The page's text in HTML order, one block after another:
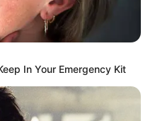
ΟΡΟΙ ΧΡΗΣΗΣ
In Your Emergency Kit